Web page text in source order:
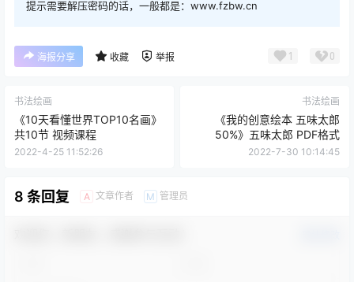
提示需要解压密码的话，一般都是：www.fzbw.cn
海报分享 收藏 举报 1 0
书法绘画
《10天看懂世界TOP10名画》
共10节 视频课程
2022-4-25 11:52:26
书法绘画
《我的创意绘本 五味太郎
50%》五味太郎 PDF格式
2022-7-30 10:14:45
8 条回复 A 文章作者 M 管理员